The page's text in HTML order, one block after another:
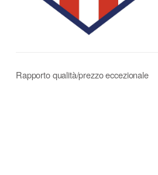
Rapporto qualità/prezzo eccezionale